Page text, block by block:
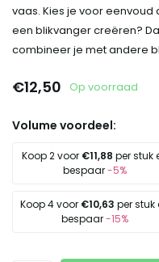
vaas. Kies je voor eenvoud
een blikvanger creëren?
combineer je met andere
€12,50 Op voorraad
Volume voordeel:
Koop 2 voor €11,88 per stuk
bespaar-5%
Koop 4 voor €10,63 per stuk
bespaar-15%